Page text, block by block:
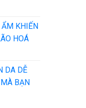
KHIẾN
HOÁ
DA DỄ
BẠN